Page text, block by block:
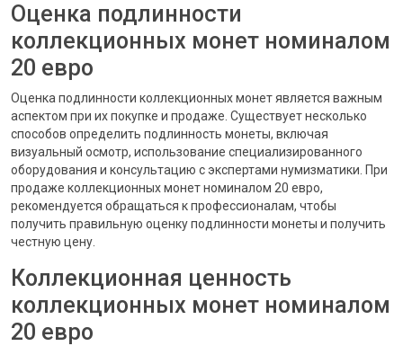
Оценка подлинности
коллекционных монет номиналом
20 евро
Оценка подлинности коллекционных монет является важным
аспектом при их покупке и продаже. Существует несколько
способов определить подлинность монеты, включая
визуальный осмотр, использование специализированного
оборудования и консультацию с экспертами нумизматики. При
продаже коллекционных монет номиналом 20 евро,
рекомендуется обращаться к профессионалам, чтобы
получить правильную оценку подлинности монеты и получить
честную цену.
Коллекционная ценность
коллекционных монет номиналом
20 евро